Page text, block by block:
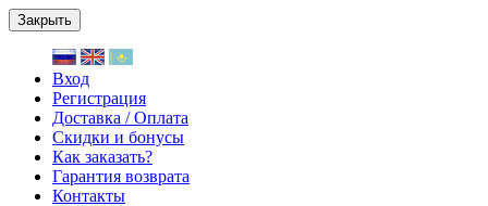
Закрыть
Вход
Регистрация
Доставка / Оплата
Скидки и бонусы
Как заказать?
Гарантия возврата
Контакты